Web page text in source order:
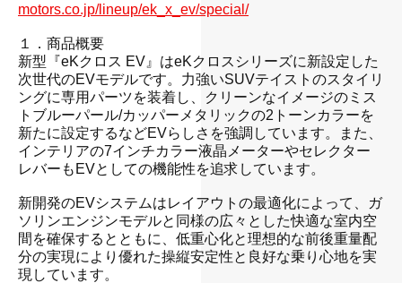
motors.co.jp/lineup/ek_x_ev/special/
１．商品概要
新型『eKクロス EV』はeKクロスシリーズに新設定した
次世代のEVモデルです。力強いSUVテイストのスタイリ
ングに専用パーツを装着し、クリーンなイメージのミス
トブルーパール/カッパーメタリックの2トーンカラーを
新たに設定するなどEVらしさを強調しています。また、
インテリアの7インチカラー液晶メーターやセレクター
レバーもEVとしての機能性を追求しています。
新開発のEVシステムはレイアウトの最適化によって、ガ
ソリンエンジンモデルと同様の広々とした快適な室内空
間を確保するとともに、低重心化と理想的な前後重量配
分の実現により優れた操縦安定性と良好な乗り心地を実
現しています。